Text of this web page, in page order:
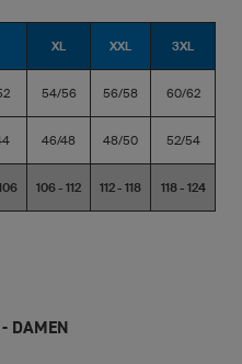
XL XXL 3XL
54/56 56/58 60/62
46/48 48/50 52/54
106 - 112 112 - 118 118 - 124
DAMEN